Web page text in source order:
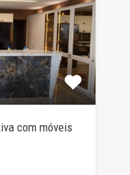
com móveis